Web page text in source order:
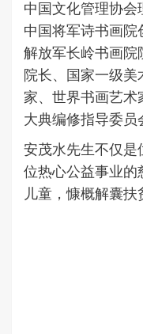
中国文化管理协会
中国将军诗书画
解放军长岭书画院
院长、国家一级
家、世界书画艺
大典编修指导委员
安茂水先生不仅是
位热心公益事业的
儿童，慷概解囊扶